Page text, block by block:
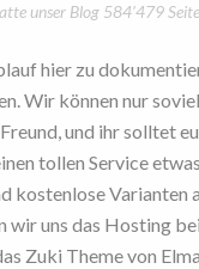
unser Blog 584’479
hier zu
Wir können nur
und ihr solltet
tollen Service
kostenlose Varianten
wir uns das Hosting
Zuki Theme von